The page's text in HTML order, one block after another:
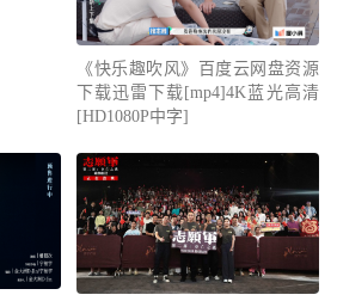
《快乐趣吹风》百度云网盘资源
下载迅雷下载[mp4]4K蓝光高清
[HD1080P中字]